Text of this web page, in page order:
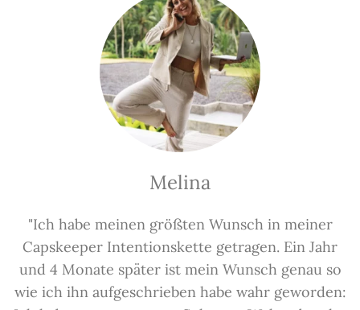
Melina
"Ich habe meinen größten Wunsch in meiner
Capskeeper Intentionskette getragen. Ein Jahr
und 4 Monate später ist mein Wunsch genau so
wie ich ihn aufgeschrieben habe wahr geworden: